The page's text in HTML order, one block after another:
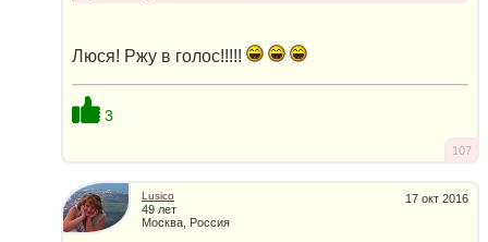
Люся! Ржу в голос!!!!!
3
107
17 окт 2016
Lusico
49 лет
Москва, Россия